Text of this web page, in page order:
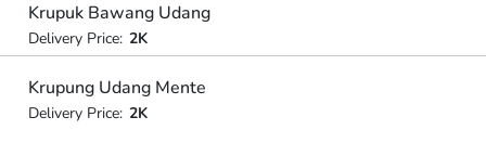
Krupuk Bawang Udang
Delivery Price: 2K
Krupung Udang Mente
Delivery Price: 2K